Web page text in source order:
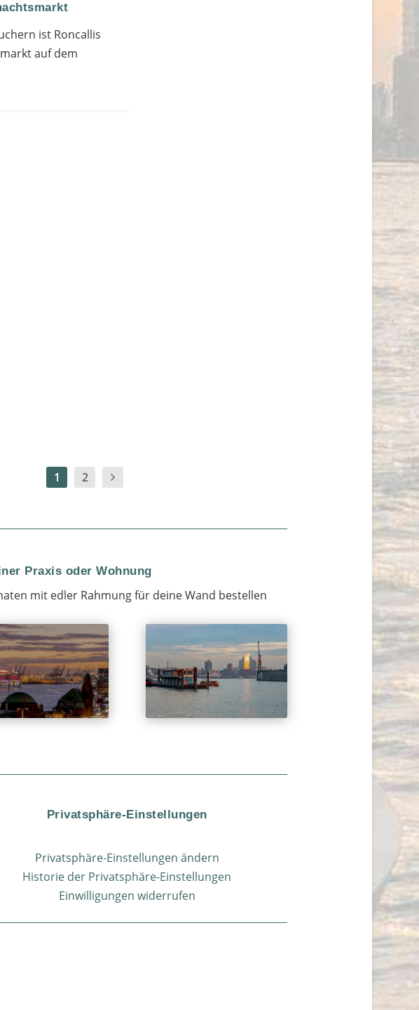
ist Roncallis
auf dem
1 2
Praxis oder Wohnung
mit edler Rahmung für deine Wand bestellen
Privatsphäre-Einstellungen
Privatsphäre-Einstellungen ändern
Historie der Privatsphäre-Einstellungen
Einwilligungen widerrufen